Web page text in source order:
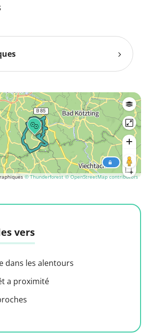
© Thunderforest © OpenStreetMap contributors
vers
dans les alentours
a proximité